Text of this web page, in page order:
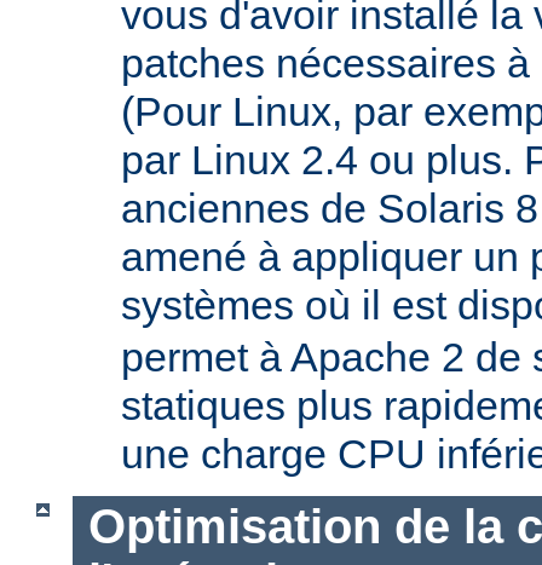
vous d'avoir installé la
patches nécessaires
(Pour Linux, par
par Linux 2.4 ou plus.
anciennes de Solaris
amené à appliquer un
systèmes où il est
permet à Apache 2 de
statiques plus
une charge CPU
Optimisation de la